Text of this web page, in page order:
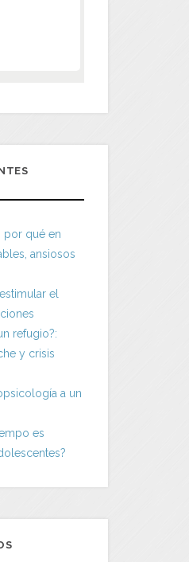
por qué en
ansiosos
el
refugio?:
y crisis
a un
es